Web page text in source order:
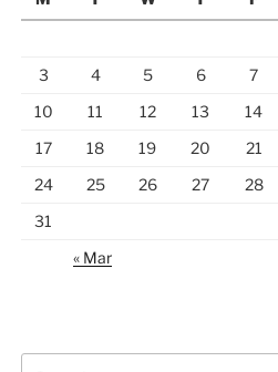
3
4 5 6 7
10
11 12 13 14
17
18 19 20 21
24
25 26 27 28
31
« Mar